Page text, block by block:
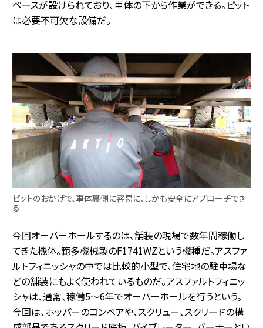
ペースが設けられており、車体の下から作業ができる。ピット
は必要不可欠な設備だ。
ピットのおかげで、車体裏側に容易に、しかも安全にアプローチでき
る
今回オーバーホールするのは、舗装の現場で数年間稼働し
てきた機体。範多機械製のF1741WZという機種だ。アスファ
ルトフィニッシャの中では比較的小型で、住宅地の駐車場な
どの舗装にもよく使われているものだ。アスファルトフィニッ
シャは、通常、稼働5～6年でオーバーホールを行うという。
今回は、ホッパーのコンベアや、スクリュー、スクリードの構